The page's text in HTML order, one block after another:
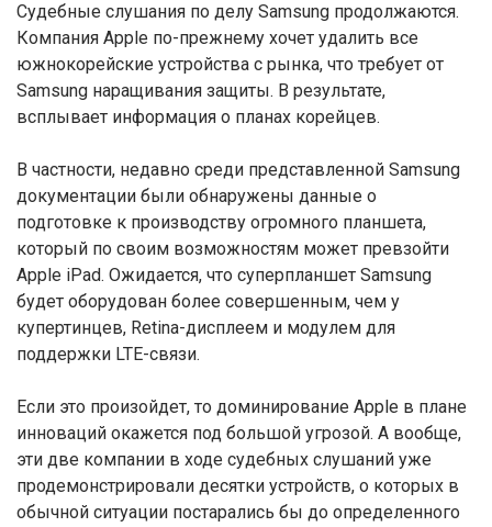
Судебные слушания по делу Samsung продолжаются.
Компания Apple по-прежнему хочет удалить все
южнокорейские устройства с рынка, что требует от
Samsung наращивания защиты. В результате,
всплывает информация о планах корейцев.
В частности, недавно среди представленной Samsung
документации были обнаружены данные о
подготовке к производству огромного планшета,
который по своим возможностям может превзойти
Apple iPad. Ожидается, что суперпланшет Samsung
будет оборудован более совершенным, чем у
купертинцев, Retina-дисплеем и модулем для
поддержки LTE-связи.
Если это произойдет, то доминирование Apple в плане
инноваций окажется под большой угрозой. А вообще,
эти две компании в ходе судебных слушаний уже
продемонстрировали десятки устройств, о которых в
обычной ситуации постарались бы до определенного